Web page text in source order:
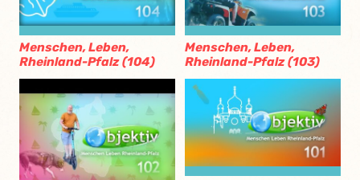
Menschen, Leben,
Rheinland-Pfalz (104)
Menschen, Leben,
Rheinland-Pfalz (103)